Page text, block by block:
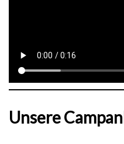
Unsere